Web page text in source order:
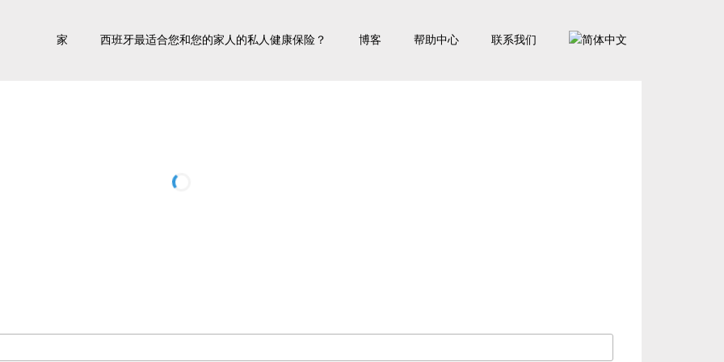
家 西班牙最适合您和您的家人的私人健康保险？ 博客 帮助中心 联系我们